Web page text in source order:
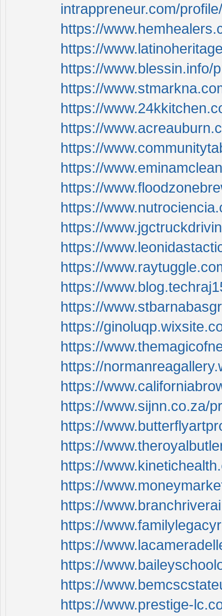
intrappreneur.com/
https://
https://
https://www.blessin.info/
https://
https://
https://
https://
https://
https://
https://
https://
https://
https://
https://
https://
https://
https://
https://
https://
https://www.sijnn.co.za/
https://
https://
https://
https://
https://
https://
https://
https://
https://
https://www.prestige-